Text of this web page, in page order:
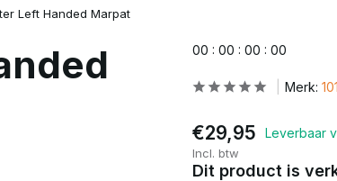
Left Handed Marpat
00 : 00 : 00 : 00
Merk:
€29,95 Leverbaar
Incl. btw
Dit product is